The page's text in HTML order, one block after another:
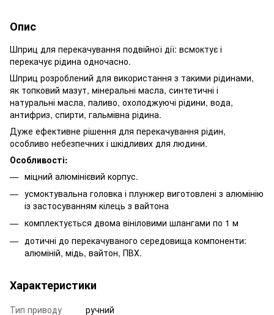
Опис
Шприц для перекачування подвійної дії: всмоктує і
перекачує рідина одночасно.
Шприц розроблений для використання з такими рідинами,
як топковий мазут, мінеральні масла, синтетичні і
натуральні масла, паливо, охолоджуючі рідини, вода,
антифриз, спирти, гальмівна рідина.
Дуже ефективне рішення для перекачування рідин,
особливо небезпечних і шкідливих для людини.
Особливості:
міцний алюмінієвий корпус.
усмоктувальна головка і плунжер виготовлені з алюмінію
із застосуванням кілець з вайтона
комплектується двома вініловими шлангами по 1 м
дотичні до перекачуваного середовища компоненти:
алюміній, мідь, вайтон, ПВХ.
Характеристики
Тип приводу
ручний